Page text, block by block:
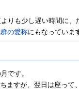
りも少し遅い時間に、
の愛称にもなっていま
です。
ますが、翌日は座って